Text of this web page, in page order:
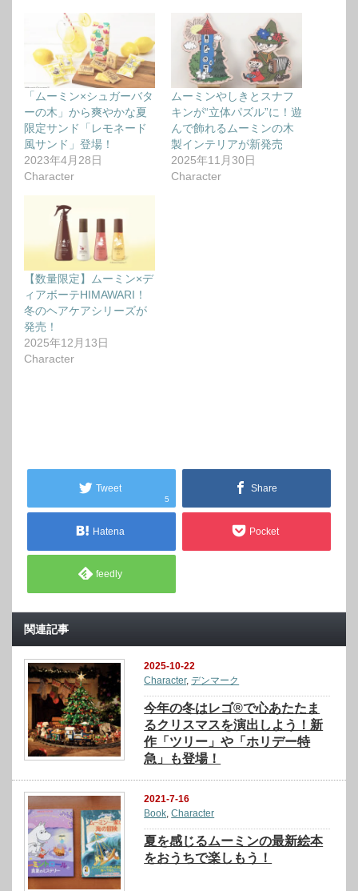
「ムーミン×シュガーバタ
ーの木」から爽やかな夏
限定サンド「レモネード
風サンド」登場！
2023年4月28日
Character
ムーミンやしきとスナフ
キンが“立体パズル”に！遊
んで飾れるムーミンの木
製インテリアが新発売
2025年11月30日
Character
【数量限定】ムーミン×デ
ィアボーテHIMAWARI！
冬のヘアケアシリーズが
発売！
2025年12月13日
Character
Tweet
5
Share
Hatena Pocket
feedly
関連記事
2025-10-22
Character,デンマーク
今年の冬はレゴ®で心あたたま
るクリスマスを演出しよう！新
作「ツリー」や「ホリデー特
急」も登場！
2021-7-16
Book,Character
夏を感じるムーミンの最新絵本
をおうちで楽しもう！